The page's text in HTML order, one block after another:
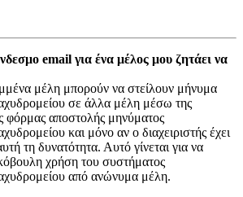
email για ένα μέλος μου ζητάει να
μέλη μπορούν να στείλουν μήνυμα
σε άλλα μέλη μέσω της
φόρμας αποστολής μηνύματος
και μόνο αν ο διαχειριστής έχει
τη δυνατότητα. Αυτό γίνεται για να
χρήση του συστήματος
από ανώνυμα μέλη.